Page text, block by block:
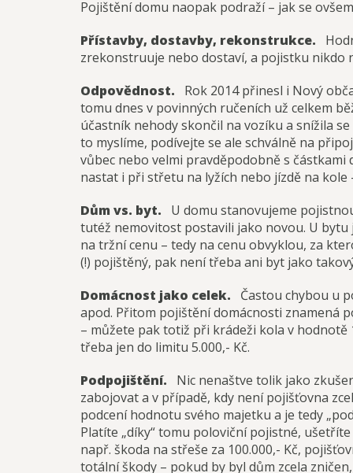
Pojištění domu naopak podraží – jak se
Přístavby, dostavby, rekonstrukce.
zrekonstruuje nebo dostaví, a pojistku nikdo
Odpovědnost. Rok 2014 přinesl i Nový
tomu dnes v povinných ručeních už celkem
účastník nehody skončil na vozíku a snížila
to myslíme, podívejte se ale schválně na
vůbec nebo velmi pravděpodobně s částkami
nastat i při střetu na lyžích nebo jízdě na
Dům vs. byt. U domu stanovujeme
tutéž nemovitost postavili jako novou. U
na tržní cenu – tedy na cenu obvyklou, za
(!) pojištěný, pak není třeba ani byt jako
Domácnost jako celek. Častou chybou u
apod. Přitom pojištění domácnosti znamená
– můžete pak totiž při krádeži kola v
třeba jen do limitu 5.000,- Kč.
Podpojištění. Nic nenaštve tolik jako
zabojovat a v případě, kdy není pojišťovna
podcení hodnotu svého majetku a je tedy
Platíte „díky“ tomu poloviční pojistné,
např. škoda na střeše za 100.000,- Kč,
totální škody – pokud by byl dům zcela